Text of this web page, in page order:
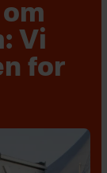
Vi
for